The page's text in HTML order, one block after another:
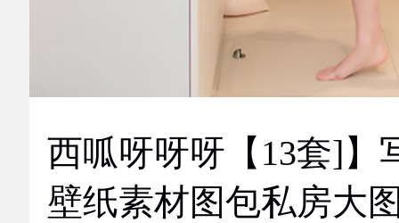
西呱呀呀呀【13套]】
壁纸素材图包私房大